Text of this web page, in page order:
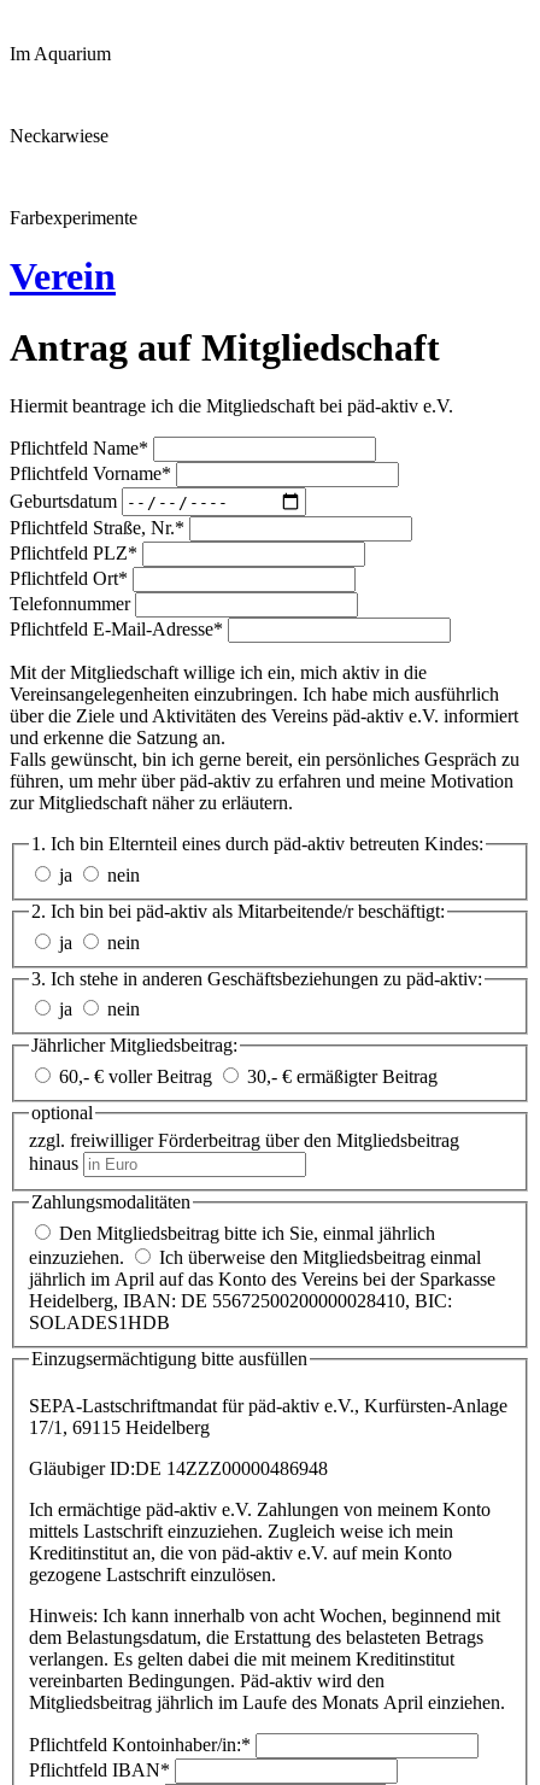
Im Aquarium
Neckarwiese
Farbexperimente
Verein
Antrag auf Mitgliedschaft
Hiermit beantrage ich die Mitgliedschaft bei päd-aktiv e.V.
Pflichtfeld Name*
Pflichtfeld Vorname*
Geburtsdatum
Pflichtfeld Straße, Nr.*
Pflichtfeld PLZ*
Pflichtfeld Ort*
Telefonnummer
Pflichtfeld E-Mail-Adresse*
Mit der Mitgliedschaft willige ich ein, mich aktiv in die
Vereinsangelegenheiten einzubringen. Ich habe mich ausführlich
über die Ziele und Aktivitäten des Vereins päd-aktiv e.V. informiert
und erkenne die Satzung an.
Falls gewünscht, bin ich gerne bereit, ein persönliches Gespräch zu
führen, um mehr über päd-aktiv zu erfahren und meine Motivation
zur Mitgliedschaft näher zu erläutern.
1. Ich bin Elternteil eines durch päd-aktiv betreuten Kindes:
ja
nein
2. Ich bin bei päd-aktiv als Mitarbeitende/r beschäftigt:
ja
nein
3. Ich stehe in anderen Geschäftsbeziehungen zu päd-aktiv:
ja
nein
Jährlicher Mitgliedsbeitrag:
60,- € voller Beitrag
30,- € ermäßigter Beitrag
optional
zzgl. freiwilliger Förderbeitrag über den Mitgliedsbeitrag
hinaus
Zahlungsmodalitäten
Den Mitgliedsbeitrag bitte ich Sie, einmal jährlich
einzuziehen.
Ich überweise den Mitgliedsbeitrag einmal
jährlich im April auf das Konto des Vereins bei der Sparkasse
Heidelberg, IBAN: DE 55672500200000028410, BIC:
SOLADES1HDB
Einzugsermächtigung bitte ausfüllen
SEPA-Lastschriftmandat für päd-aktiv e.V., Kurfürsten-Anlage
17/1, 69115 Heidelberg
Gläubiger ID:DE 14ZZZ00000486948
Ich ermächtige päd-aktiv e.V. Zahlungen von meinem Konto
mittels Lastschrift einzuziehen. Zugleich weise ich mein
Kreditinstitut an, die von päd-aktiv e.V. auf mein Konto
gezogene Lastschrift einzulösen.
Hinweis: Ich kann innerhalb von acht Wochen, beginnend mit
dem Belastungsdatum, die Erstattung des belasteten Betrags
verlangen. Es gelten dabei die mit meinem Kreditinstitut
vereinbarten Bedingungen. Päd-aktiv wird den
Mitgliedsbeitrag jährlich im Laufe des Monats April einziehen.
Pflichtfeld Kontoinhaber/in:*
Pflichtfeld IBAN*